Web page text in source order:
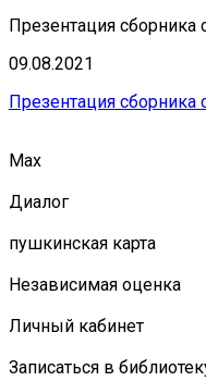
Презентация сборника
09.08.2021
Презентация
Мах
Диалог
пушкинская карта
Независимая оценка
Личный кабинет
Записаться в